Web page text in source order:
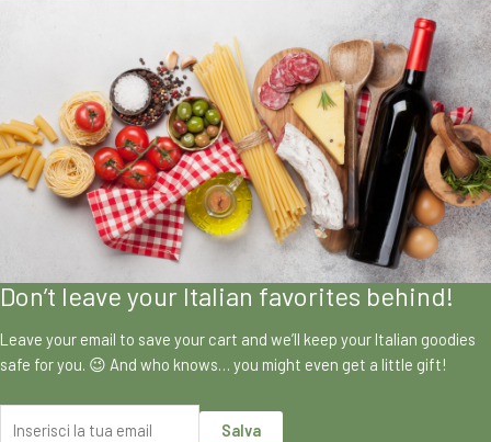
Don’t leave your Italian favorites behind!
Leave your email to save your cart and we’ll keep your Italian goodies
safe for you. 😉 And who knows… you might even get a little gift!
Salva